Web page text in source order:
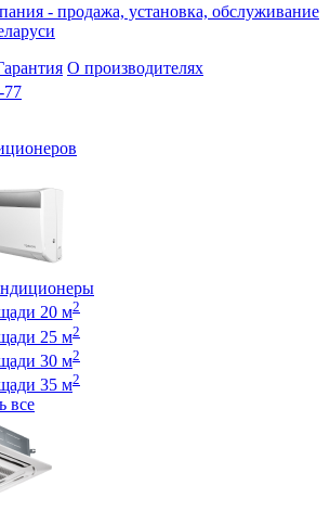
- продажа, установка, обслуживание
О производителях
77
20 м2
25 м2
30 м2
35 м2
все